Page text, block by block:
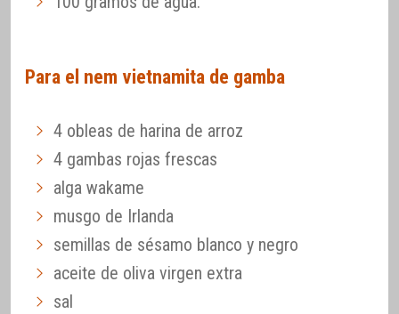
Para el nem vietnamita de gamba
4 obleas de harina de arroz
4 gambas rojas frescas
alga wakame
musgo de Irlanda
semillas de sésamo blanco y negro
aceite de oliva virgen extra
sal